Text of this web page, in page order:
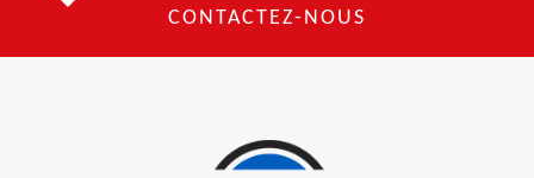
CONTACTEZ-NOUS